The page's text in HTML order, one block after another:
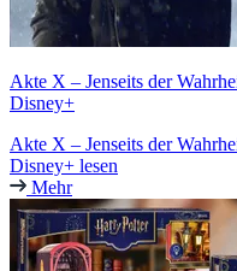
Akte X – Jenseits der
Disney+
Akte X – Jenseits der
Disney+ lesen
Mehr